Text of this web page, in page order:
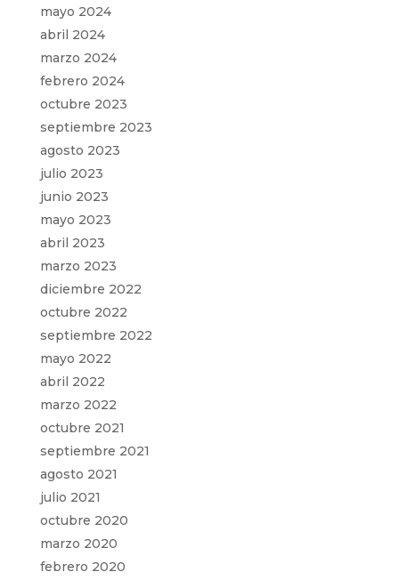
mayo 2024
abril 2024
marzo 2024
febrero 2024
octubre 2023
septiembre 2023
agosto 2023
julio 2023
junio 2023
mayo 2023
abril 2023
marzo 2023
diciembre 2022
octubre 2022
septiembre 2022
mayo 2022
abril 2022
marzo 2022
octubre 2021
septiembre 2021
agosto 2021
julio 2021
octubre 2020
marzo 2020
febrero 2020